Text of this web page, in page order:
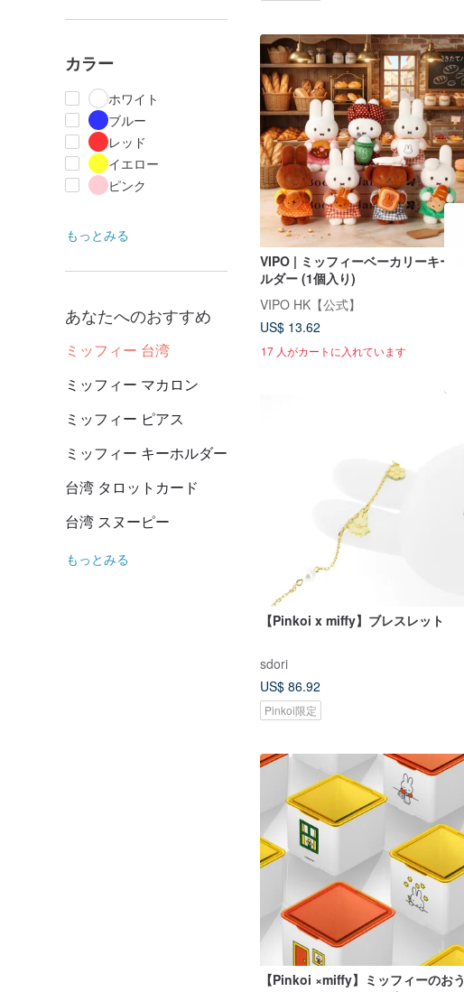
カラー
ホワイト
ブルー
レッド
イエロー
ピンク
もっとみる
あなたへのおすすめ
ミッフィー 台湾
ミッフィー マカロン
ミッフィー ピアス
ミッフィー キーホルダー
台湾 タロットカード
台湾 スヌーピー
もっとみる
VIPO | ミッフィーベーカリーキーホ
ルダー (1個入り)
VIPO HK【公式】
US$ 13.62
17 人がカートに入れています
【Pinkoi x miffy】ブレスレット
sdori
US$ 86.92
Pinkoi限定
【Pinkoi ×miffy】ミッフィーのおう